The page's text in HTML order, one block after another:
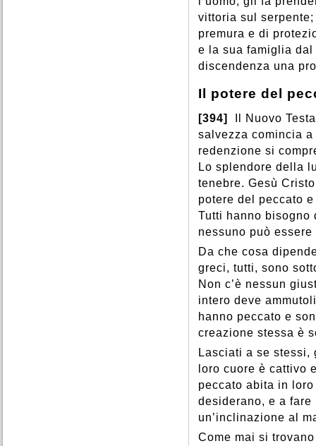
vittoria sul
premura e di
e la sua famiglia
discendenza una
Il potere del
[394]
Il Nuovo
salvezza comincia
redenzione si
Lo splendore della
tenebre. Gesù
potere del peccato
Tutti hanno
nessuno può essere
Da che cosa
greci, tutti, sono
Non c’è nessun
intero deve
hanno peccato e
creazione stessa è
Lasciati a se stessi,
loro cuore è cattivo
peccato abita in
desiderano, e a
un’inclinazione al
Come mai si